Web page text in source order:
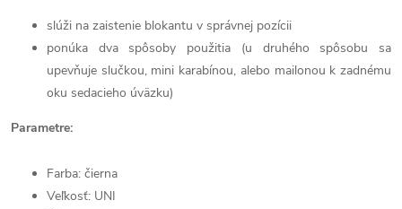
slúži na zaistenie blokantu v správnej pozícii
ponúka dva spôsoby použitia (u druhého spôsobu sa
upevňuje slučkou, mini karabínou, alebo mailonou k zadnému
oku sedacieho úväzku)
Parametre:
Farba: čierna
Veľkosť: UNI